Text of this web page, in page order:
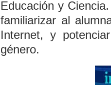
Educación y
familiarizar al
Internet, y
género.